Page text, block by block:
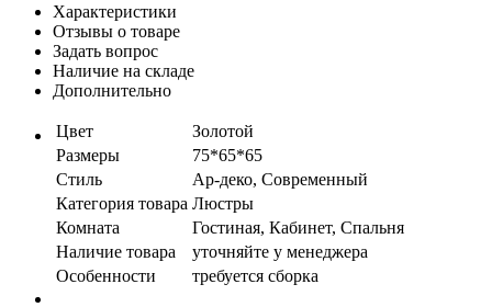
Характеристики
Отзывы о товаре
Задать вопрос
Наличие на складе
Дополнительно
Цвет
Золотой
Размеры
75*65*65
Стиль
Ар-деко, Современный
Категория товара Люстры
Комната
Гостиная, Кабинет, Спальня
Наличие товара
уточняйте у менеджера
Особенности
требуется сборка